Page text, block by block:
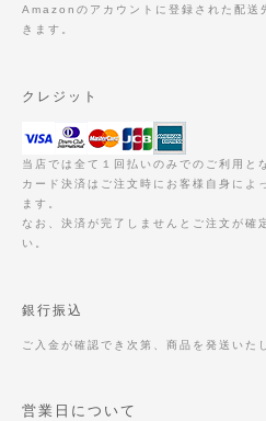
Amazonのアカウントに登録された配送
きます。
クレジット
当店では全て１回払いのみでのご利用と
カード決済はご注文時にお客様自身によ
ます。
なお、決済が完了しませんとご注文が確
い。
銀行振込
ご入金が確認でき次第、商品を発送いた
営業日について